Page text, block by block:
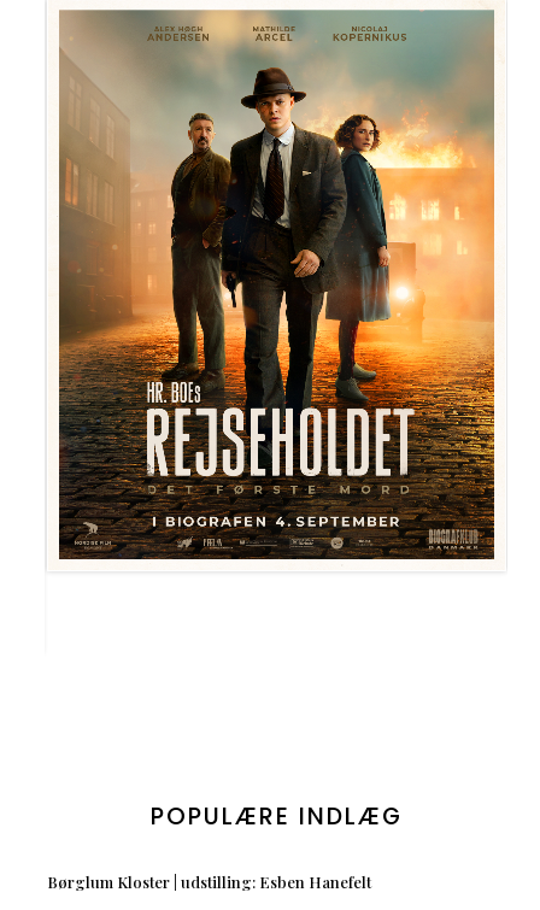
POPULÆRE INDLÆG
Børglum Kloster | udstilling: Esben Hanefelt